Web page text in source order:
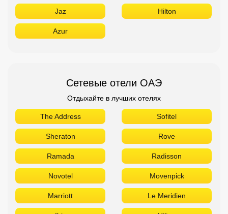
Jaz Hilton
Azur
Сетевые отели ОАЭ
Отдыхайте в лучших отелях
The Address Sofitel
Sheraton Rove
Ramada Radisson
Novotel Movenpick
Marriott Le Meridien